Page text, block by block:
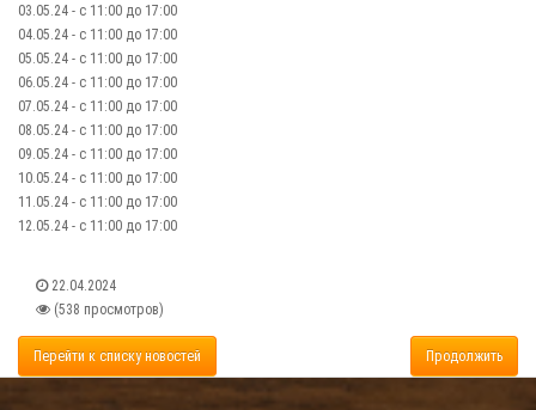
03.05.24 - с 11:00 до 17:00
04.05.24 - с 11:00 до 17:00
05.05.24 - с 11:00 до 17:00
06.05.24 - с 11:00 до 17:00
07.05.24 - с 11:00 до 17:00
08.05.24 - с 11:00 до 17:00
09.05.24 - с 11:00 до 17:00
10.05.24 - с 11:00 до 17:00
11.05.24 - с 11:00 до 17:00
12.05.24 - с 11:00 до 17:00
22.04.2024
(538 просмотров)
Перейти к списку новостей Продолжить